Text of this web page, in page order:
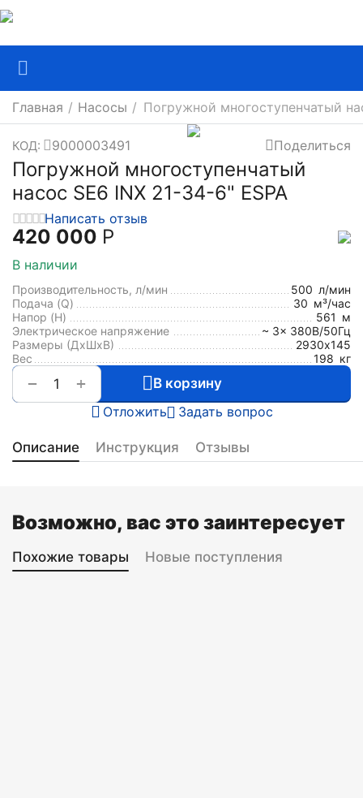
Главная / Насосы / Погружной многоступенчатый
КОД: 9000003491 Поделиться
Погружной многоступенчатый
насос SE6 INX 21-34-6" ESPA
Написать отзыв
420 000 Р
В наличии
Производительность, л/мин 500 л/мин
Подача (Q)
30 м³/час
Напор (H)
561 м
Электрическое напряжение
~ 3x 380В/50Гц
Размеры (ДхШxВ)
2930х145
Вес
198 кг
+
−
В корзину
Отложить
Задать вопрос
Описание Инструкция Отзывы
Возможно, вас это заинтересует
Похожие товары Новые поступления